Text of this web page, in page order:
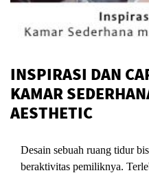
INSPIRASI DAN
KAMAR
AESTHETIC
Desain sebuah ruang tidur
beraktivitas pemiliknya.